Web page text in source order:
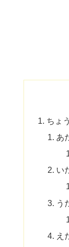
ちょ
あ
い
う
え